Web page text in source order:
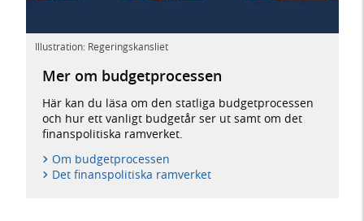
Illustration: Regeringskansliet
Mer om budgetprocessen
Här kan du läsa om den statliga budgetprocessen
och hur ett vanligt budgetår ser ut samt om det
finanspolitiska ramverket.
Om budgetprocessen
Det finanspolitiska ramverket